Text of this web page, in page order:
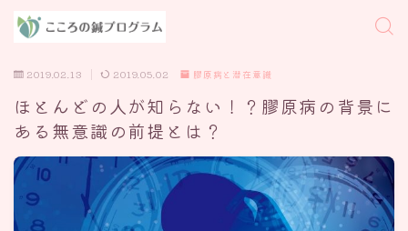
2019.02.13 2019.05.02 膠原病と潜在意識
ほとんどの人が知らない！？膠原病の背景に
ある無意識の前提とは？